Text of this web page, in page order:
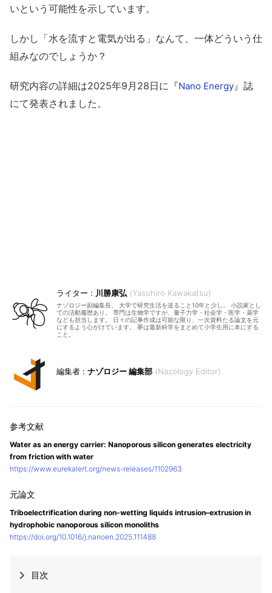
いという可能性を示しています。
しかし「水を流すと電気が出る」なんて、一体どういう仕
組みなのでしょうか？
研究内容の詳細は2025年9月28日に『Nano Energy 』誌
にて発表されました。
川勝康弘 Yasuhiro Kawakatsu
ナゾロジー副編集長。 大学で研究生活を送ること10年と少し。 小説家とし
ての活動履歴あり。 専門は生物学ですが、量子力学・社会学・医学・薬学
なども担当します。 日々の記事作成は可能な限り、一次資料たる論文を元
にするよう心がけています。 夢は最新科学をまとめて小学生用に本にする
こと。
ナゾロジー 編集部 Nazology Editor
Water as an energy carrier: Nanoporous silicon generates electricity
from friction with water
https://www.eurekalert.org/news-releases/1102963
Triboelectrification during non-wetting liquids intrusion–extrusion in
hydrophobic nanoporous silicon monoliths
https://doi.org/10.1016/j.nanoen.2025.111488
目次